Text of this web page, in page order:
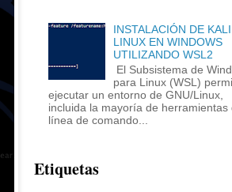
INSTALACIÓN DE KALI
LINUX EN WINDOWS
UTILIZANDO WSL2
El Subsistema de
para Linux (WSL)
ejecutar un entorno de GNU/Linux,
incluida la mayoría de herramientas
línea de comando...
Etiquetas